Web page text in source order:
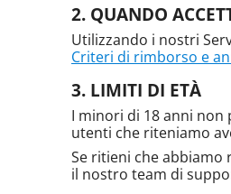
QUANDO
Utilizzando i nostri
Criteri di rimborso e
LIMITI DI ETÀ
I minori di 18 anni non
utenti che riteniamo
Se ritieni che abbiamo
il nostro team di